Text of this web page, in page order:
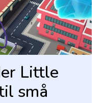
Little
små